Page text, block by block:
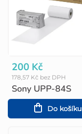
Sony UPP-84S
178,57 Kč bez DPH
200 Kč
Do košíku